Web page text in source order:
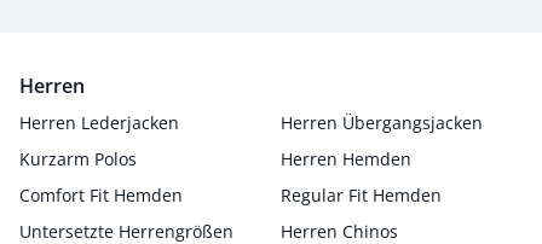
Herren
Herren Lederjacken
Herren Übergangsjacken
Kurzarm Polos
Herren Hemden
Comfort Fit Hemden
Regular Fit Hemden
Untersetzte Herrengrößen
Herren Chinos